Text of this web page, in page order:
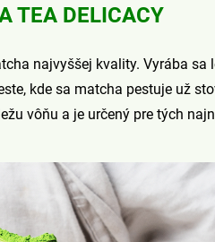
TEA DELICACY
najvyššej kvality. Vyrába
kde sa matcha pestuje už
vôňu a je určený pre tých